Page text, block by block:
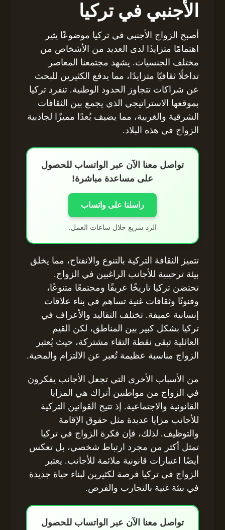
الأجنبي في تركيا
أصبح الزواج الأجنبي في تركيا موضوعًا يثير
اهتمامًا متزايدًا لدى العديد من الأشخاص من
مختلف الجنسيات. يشهد مجتمعنا المعاصر
تداخلًا ثقافيًا متزايدًا، مما يدفع الكثيرين للبحث
عن شراكات تتجاوز الحدود الوطنية. تنفرد تركيا
بموقعها الاستراتيجي الذي يجمع بين الثقافات
الشرقية والغربية، مما يضيف بُعدًا مميزًا لجاذبية
الزواج في هذه البلاد.
تواصل معنا الآن عبر الواتساب للحصول
على مساعدة مباشرة!
راسلنا على واتساب
الرد سريع خلال ساعات العمل.
تتميز الثقافة التركية بالتنوع والانفتاح، مما يخلق
بيئة ترحيبية للأجانب الراغبين في الزواج.
تحتضن تركيا تاريخًا عريقًا ومجتمعًا متنوعًا،
وفنونًا وثقافات غنية تساهم في بناء علاقات
إنسانية عميقة. تختلف التقاليد والأعراف في
تركيا بشكل كبير بين المناطق، لكن القيم
العائلية تبقى نقطة التقاء مشتركة، حيث يُعتبر
الزواج مناسبة عظيمة تُعبر عن الالتزام والمحبة.
من الأسباب الأخرى التي تجعل الأجانب يفكرون
في الزواج من مواطنين أتراك هي المزايا
القانونية والاجتماعية. إذ تتيح القوانين التركية
للأجانب مزايا عديدة مثل حقوق الإقامة
والتوظيف. لذلك، فإن فكرة الزواج في تركيا
تمثل أكثر من مجرد ارتباط شخصي، بل تعكس
أيضًا اعتبارات قانونية ملائمة للأجانب. يعتبر
الزواج في تركيا فرصة لكثيرين لبناء حياة جديدة
في بيئة غنية بالتجارب والفرص.
تواصل معنا الآن عبر الواتساب للحصول